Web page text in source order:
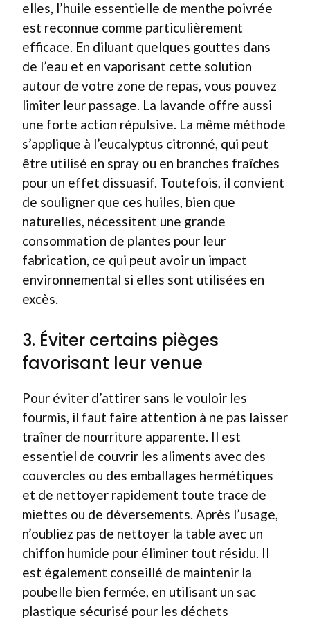
elles, l’huile essentielle de menthe poivrée
est reconnue comme particulièrement
efficace. En diluant quelques gouttes dans
de l’eau et en vaporisant cette solution
autour de votre zone de repas, vous pouvez
limiter leur passage. La lavande offre aussi
une forte action répulsive. La même méthode
s’applique à l’eucalyptus citronné, qui peut
être utilisé en spray ou en branches fraîches
pour un effet dissuasif. Toutefois, il convient
de souligner que ces huiles, bien que
naturelles, nécessitent une grande
consommation de plantes pour leur
fabrication, ce qui peut avoir un impact
environnemental si elles sont utilisées en
excès.
3. Éviter certains pièges
favorisant leur venue
Pour éviter d’attirer sans le vouloir les
fourmis, il faut faire attention à ne pas laisser
traîner de nourriture apparente. Il est
essentiel de couvrir les aliments avec des
couvercles ou des emballages hermétiques
et de nettoyer rapidement toute trace de
miettes ou de déversements. Après l’usage,
n’oubliez pas de nettoyer la table avec un
chiffon humide pour éliminer tout résidu. Il
est également conseillé de maintenir la
poubelle bien fermée, en utilisant un sac
plastique sécurisé pour les déchets